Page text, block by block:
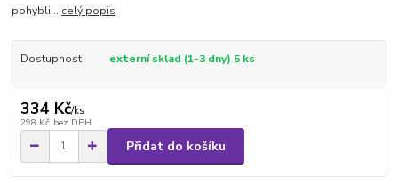
pohybli... celý popis
Dostupnost externí sklad (1-3 dny) 5 ks
334 Kč/ks
298 Kč bez DPH
Přidat do košíku